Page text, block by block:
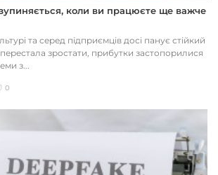
коли ви працюєте ще важче
та серед підприємців досі панує стійкий
зростати, прибутки застопорилися
з...
0